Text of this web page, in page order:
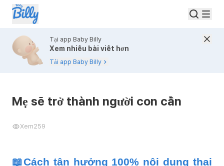
Tại app Baby Billy
Xem nhiều bài viết hơn
Tải app Baby Billy
Mẹ sẽ trở thành người con cần
Xem259
📖Cách tận hưởng 100% nội dung thai